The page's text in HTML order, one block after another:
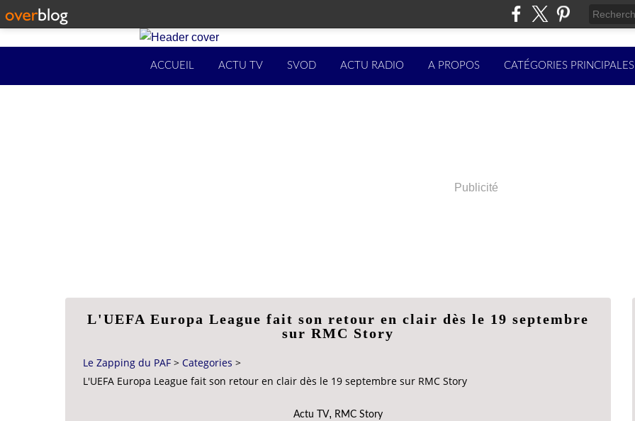
ACCUEIL ACTU TV SVOD ACTU RADIO A PROPOS CATÉGORIES PRINCIPALES
Publicité
L'UEFA Europa League fait son retour en clair dès le 19 septembre
sur RMC Story
Le Zapping du PAF > Categories >
L'UEFA Europa League fait son retour en clair dès le 19 septembre sur RMC Story
Actu TV, RMC Story